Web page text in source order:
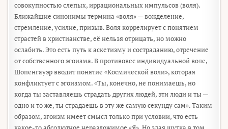
совокупностью слепых, иррациональных импульсов (воля).
Ближайшие синонимы термина «воля» — вожделение,
стремление, усилие, призыв. Воля коррелирует с понятием
страстей в христианстве, её нельзя отрицать, но можно
ослабить. Это есть путь к аскетизму и состраданию, отречение
от собственного эгоизма. В противовес индивидуальной воле,
Шопенгауэр вводит понятие «Космической воли», которая
конфликтует с эгоизмом. «Ты, конечно, не понимаешь, но
когда ты заставляешь страдать других людей, эти люди и ты —
одно и то же, ты страдаешь в эту же самую секунду сам». Таким
образом, эгоизм имеет смысл только при условии, что есть